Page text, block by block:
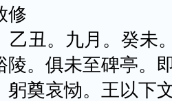
修
丑。九月。癸未
陵。俱未至碑亭。
躬奠哀恸。王以下